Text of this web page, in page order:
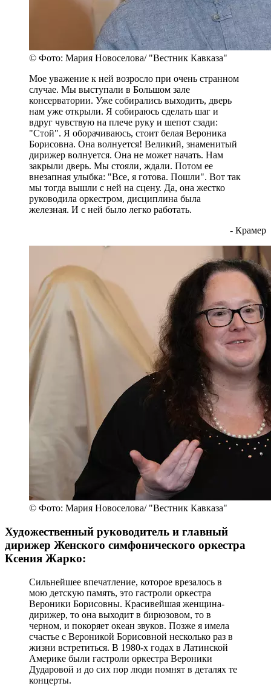
© Фото: Мария Новоселова/ "Вестник Кавказа"
Мое уважение к ней возросло при очень странном
случае. Мы выступали в Большом зале
консерватории. Уже собирались выходить, дверь
нам уже открыли. Я собираюсь сделать шаг и
вдруг чувствую на плече руку и шепот сзади:
"Стой". Я оборачиваюсь, стоит белая Вероника
Борисовна. Она волнуется! Великий, знаменитый
дирижер волнуется. Она не может начать. Нам
закрыли дверь. Мы стояли, ждали. Потом ее
внезапная улыбка: "Все, я готова. Пошли". Вот так
мы тогда вышли с ней на сцену. Да, она жестко
руководила оркестром, дисциплина была
железная. И с ней было легко работать.
- Крамер
© Фото: Мария Новоселова/ "Вестник Кавказа"
Художественный руководитель и главный
дирижер Женского симфонического оркестра
Ксения Жарко:
Сильнейшее впечатление, которое врезалось в
мою детскую память, это гастроли оркестра
Вероники Борисовны. Красивейшая женщина-
дирижер, то она выходит в бирюзовом, то в
черном, и покоряет океан звуков. Позже я имела
счастье с Вероникой Борисовной несколько раз в
жизни встретиться. В 1980-х годах в Латинской
Америке были гастроли оркестра Вероники
Дударовой и до сих пор люди помнят в деталях те
концерты.